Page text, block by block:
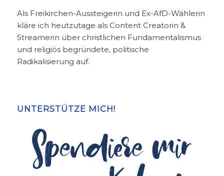
Als Freikirchen-Aussteigerin und Ex-AfD-Wählerin
kläre ich heutzutage als Content Creatorin &
Streamerin über christlichen Fundamentalismus
und religiös begründete, politische
Radikalisierung auf.
UNTERSTÜTZE MICH!